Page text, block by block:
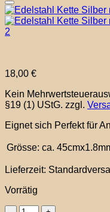
18,00 €
Kein
§19 (1) UStG. zzgl.
Eignet sich Perfekt für
Grösse: ca.
Lieferzeit:
Vorrätig
Edelstahl